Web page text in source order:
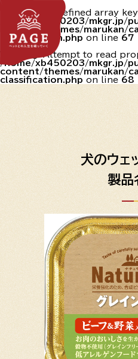
Warning: Undefined array
/home/xb450203/mkgr.jp/
content/themes/marukan/
classification.php on line 67
: Attempt to read
/home/xb450203/mkgr.jp/
content/themes/marukan/
classification.php on line 68
犬のウェ
製品